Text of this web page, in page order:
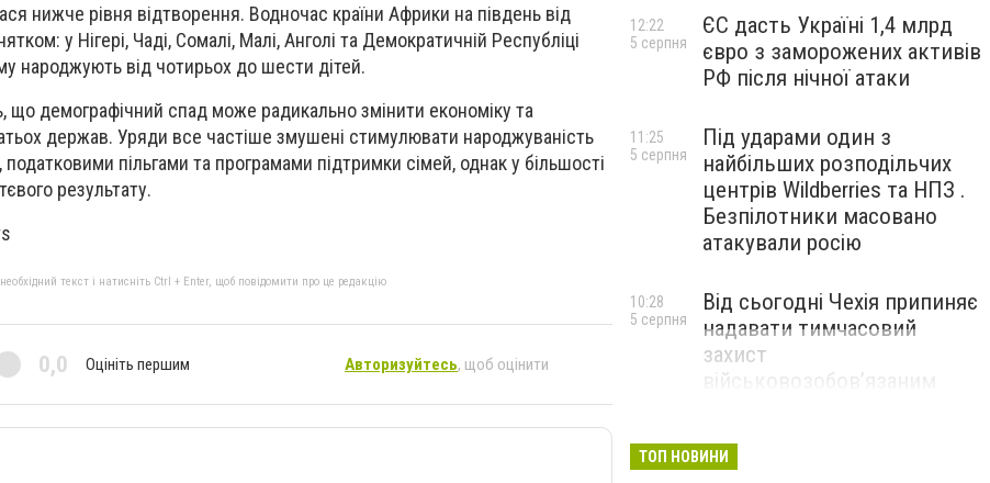
нижче рівня відтворення. Водночас країни Африки на південь від
у Нігері, Чаді, Сомалі, Малі, Анголі та Демократичній Республіці
народжують від чотирьох до шести дітей.
демографічний спад може радикально змінити економіку та
держав. Уряди все частіше змушені стимулювати народжуваність
пільгами та програмами підтримки сімей, однак у більшості
результату.
текст і натисніть Ctrl + Enter, щоб повідомити про це редакцію
0,0 Оцініть першим Авторизуйтесь, щоб оцінити
ЄС дасть Україні 1,4 млрд
євро з заморожених активів
РФ після нічної атаки
12:22
5 серпня
Під ударами один з
найбільших розподільчих
центрів Wildberries та НПЗ .
Безпілотники масовано
атакували росію
11:25
5 серпня
Від сьогодні Чехія припиняє
надавати тимчасовий
захист
військовозобов’язаним
10:28
5 серпня
ТОП НОВИНИ